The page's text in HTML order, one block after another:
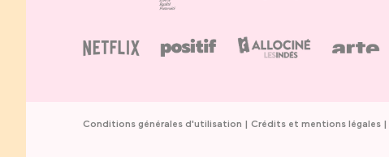
Conditions générales d'utilisation Crédits et mentions légales